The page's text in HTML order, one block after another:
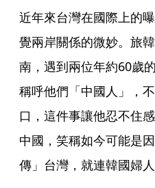
近年來台灣在國際上的
覺兩岸關係的微妙。旅
南，遇到兩位年約60歲
稱呼他們「中國人」，
口，這件事讓他忍不住
中國，笑稱如今可能是
傳」台灣，就連韓國婦